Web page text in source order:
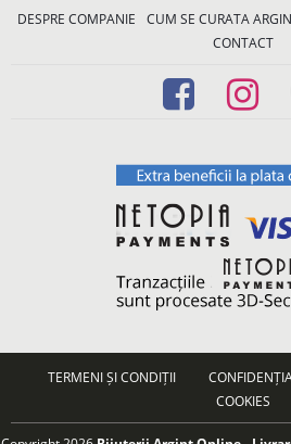
DESPRE COMPANIE CUM SE CURATA
CONTACT
TERMENI ȘI CONDIȚII
COOKIES